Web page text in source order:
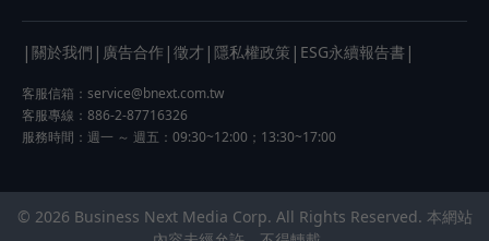
| 關於我們 | 廣告合作 | 徵才 | 隱私權政策 | ESG永續報告書 |
客服信箱： service@bnext.com.tw
客服專線：886-2-87716326
服務時間：週一 ～ 週五：09:30~12:00；13:30~17:00
© 2026 Business Next Media Corp. All Rights Reserved. 本網站